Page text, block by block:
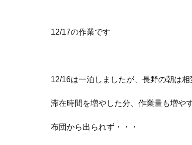
12/17の作業です
12/16は一泊しましたが、長野の朝は相
滞在時間を増やした分、作業量も増や
布団から出られず・・・